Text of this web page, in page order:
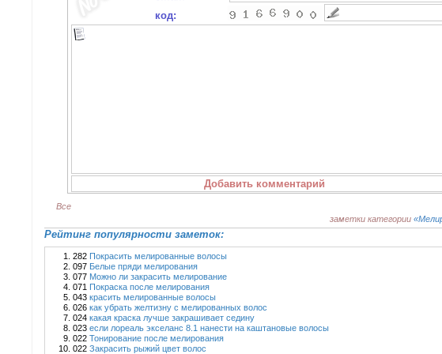
код:
Все
заметки категории
Рейтинг популярности заметок:
282 Покрасить мелированные волосы
097 Белые пряди мелирования
077 Можно ли закрасить мелирование
071 Покраска после мелирования
043 красить мелированные волосы
026 как убрать желтизну с мелированных волос
024 какая краска лучше закрашивает седину
023 если лореаль экселанс 8.1 нанести на каштановые волосы
022 Тонирование после мелирования
022 Закрасить рыжий цвет волос